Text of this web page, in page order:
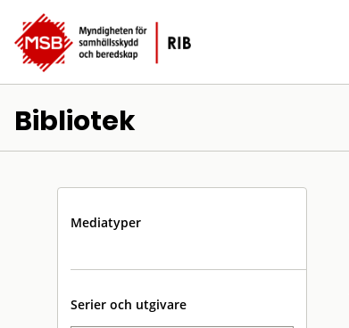
Bibliotek
Mediatyper
Serier och utgivare